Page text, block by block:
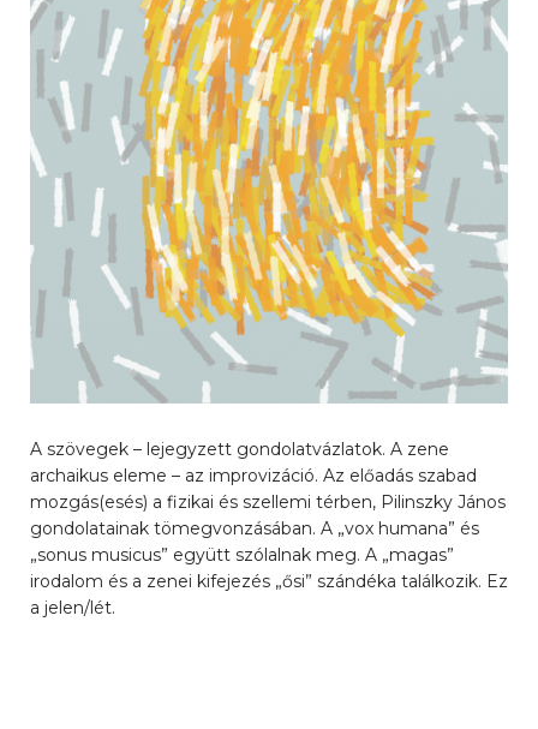
A szövegek – lejegyzett gondolatvázlatok. A zene
archaikus eleme – az improvizáció. Az előadás szabad
mozgás(esés) a fizikai és szellemi térben, Pilinszky János
gondolatainak tömegvonzásában. A „vox humana” és
„sonus musicus” együtt szólalnak meg. A „magas”
irodalom és a zenei kifejezés „ősi” szándéka találkozik. Ez
a jelen/lét.